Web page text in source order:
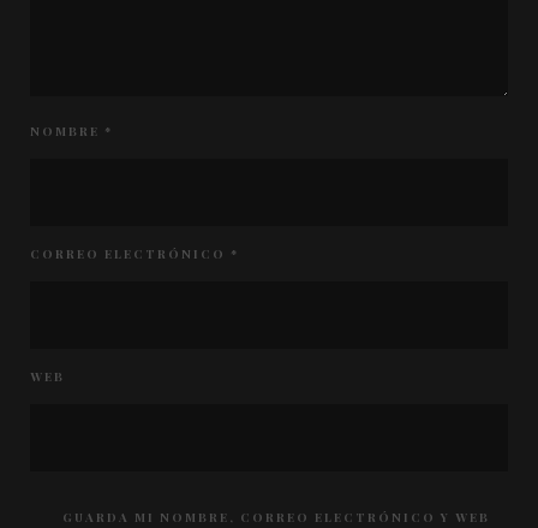
NOMBRE *
CORREO ELECTRÓNICO *
WEB
GUARDA MI NOMBRE, CORREO ELECTRÓNICO Y WEB